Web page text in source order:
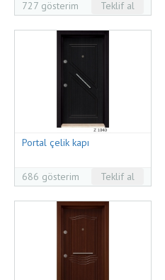
727 gösterim Teklif al
Portal çelik kapı
686 gösterim Teklif al